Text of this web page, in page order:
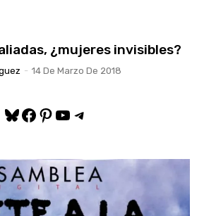
¿mujeres invisibles?
- 14 De Marzo De 2018
Bluesky
Facebook
Pinterest
YouTube
Telegram